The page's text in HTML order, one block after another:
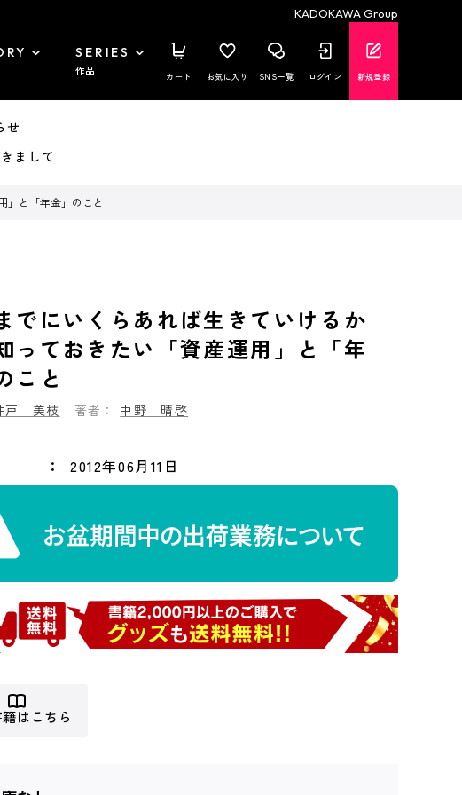
KADOKAWA Group
SERIES
作品 カート お気に入り SNS一覧 ログイン 新規登録
せ
まして
と「年金」のこと
でにいくらあれば生きていけるか
っておきたい「資産運用」と「年
こと
戸 美枝 著者： 中野 晴啓
2012年06月11日
はこちら